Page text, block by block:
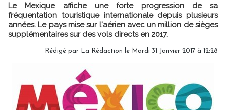
Le Mexique affiche une forte progression de sa
fréquentation touristique internationale depuis plusieurs
années. Le pays mise sur l'aérien avec un million de sièges
supplémentaires sur des vols directs en 2017.
Rédigé par La Rédaction le Mardi 31 Janvier 2017 à 12:28